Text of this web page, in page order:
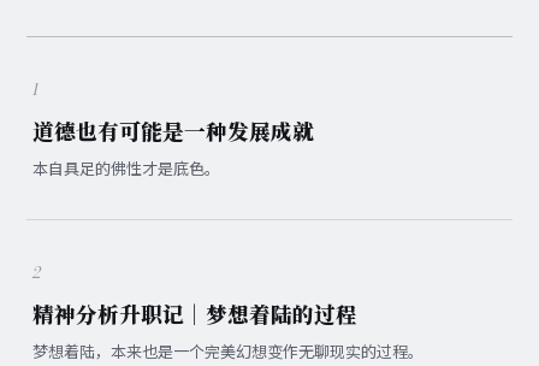
1
道德也有可能是一种发展成就
本自具足的佛性才是底色。
2
精神分析升职记｜梦想着陆的过程
梦想着陆，本来也是一个完美幻想变作无聊现实的过程。